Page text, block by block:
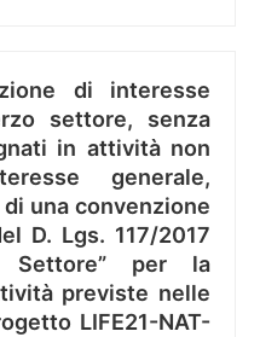
di interesse
settore, senza
in attività non
generale,
una convenzione
D. Lgs. 117/2017
Settore” per la
previste nelle
LIFE21-NAT-